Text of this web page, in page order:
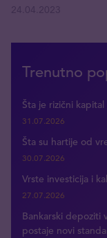
Trenutno
Šta je rizični
31.07.2026
Šta su hartije od
30.07.2026
Vrste investicija i
27.07.2026
Bankarski depoziti
postaje novi